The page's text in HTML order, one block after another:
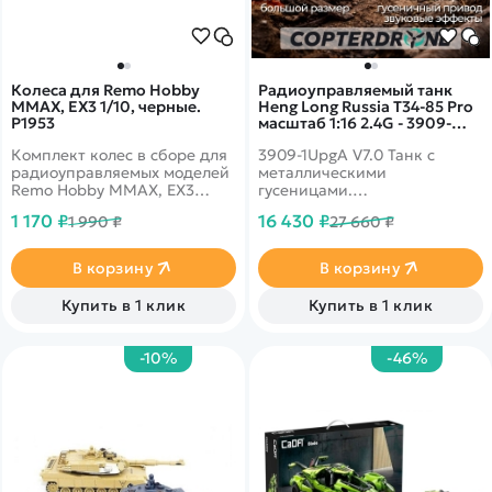
Радиоуправляемый танк
Heng Long Russia T34-85 Pro
масштаб 1:16 2.4G - 3909-
3909-1UpgA V7.0 Танк с
металлическими
гусеницами.
танка с пневматической и ик
пушка стреляет
пластиковыми шарами. MZ -
Pro Upgrade Version -
Шестерня из цинкового
гусеницы, металлическое
ведущее колесо
16 430 ₽27 660 ₽
В корзину
Купить в 1 клик
Колеса для Remo Hobby
MMAX, EX3 1/10, черные.
P1953
Комплект колес в сборе для
радиоуправляемых моделей
Remo Hobby MMAX, EX3
1 170 ₽1 990 ₽
В корзину
Купить в 1 клик
-10% -46%